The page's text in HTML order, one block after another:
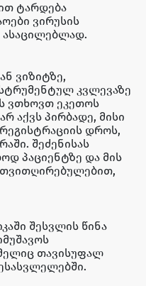
ტარდება
ვირუსის
ასაცილებლად.
ვიზიტზე,
კვლევაზე
ვთხოვთ ეკეთოს
აქვს პირბადე, მისი
დროს,
შეძენისას
პაციენტზე და მის
შესვლის წინა
თავისუფალ